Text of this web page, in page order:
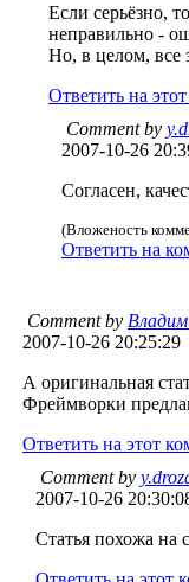
Если серьёзно,
неправильно -
Но, в целом, все
Ответить на
Comment by
2007-10-26
Согласен,
(Вложеность
Ответить на
Comment by
2007-10-26 20:25:29
А оригинальная
Фреймворки
Ответить на этот
Comment by
2007-10-26
Статья похожа на